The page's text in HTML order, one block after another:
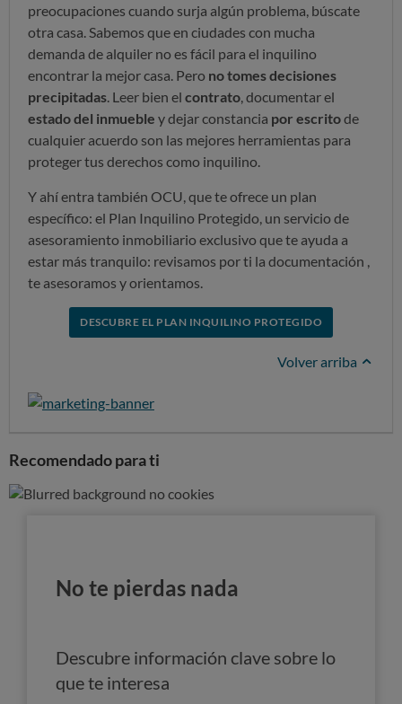
preocupaciones cuando surja algún problema, búscate
otra casa. Sabemos que en ciudades con mucha
demanda de alquiler no es fácil para el inquilino
encontrar la mejor casa. Pero no tomes decisiones
precipitadas . Leer bien el contrato , documentar el
estado del inmueble y dejar constancia por escritode
cualquier acuerdo son las mejores herramientas para
proteger tus derechos como inquilino.
Y ahí entra también OCU, que te ofrece un plan
específico: el Plan Inquilino Protegido, un servicio de
asesoramiento inmobiliario exclusivo que te ayuda a
estar más tranquilo: revisamos por ti la documentación ,
te asesoramos y orientamos.
DESCUBRE EL PLAN INQUILINO PROTEGIDO
Volver arriba
Recomendado para ti
No te pierdas nada
Descubre información clave sobre lo
que te interesa